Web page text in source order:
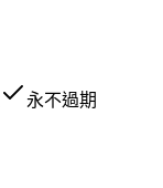
永不過期